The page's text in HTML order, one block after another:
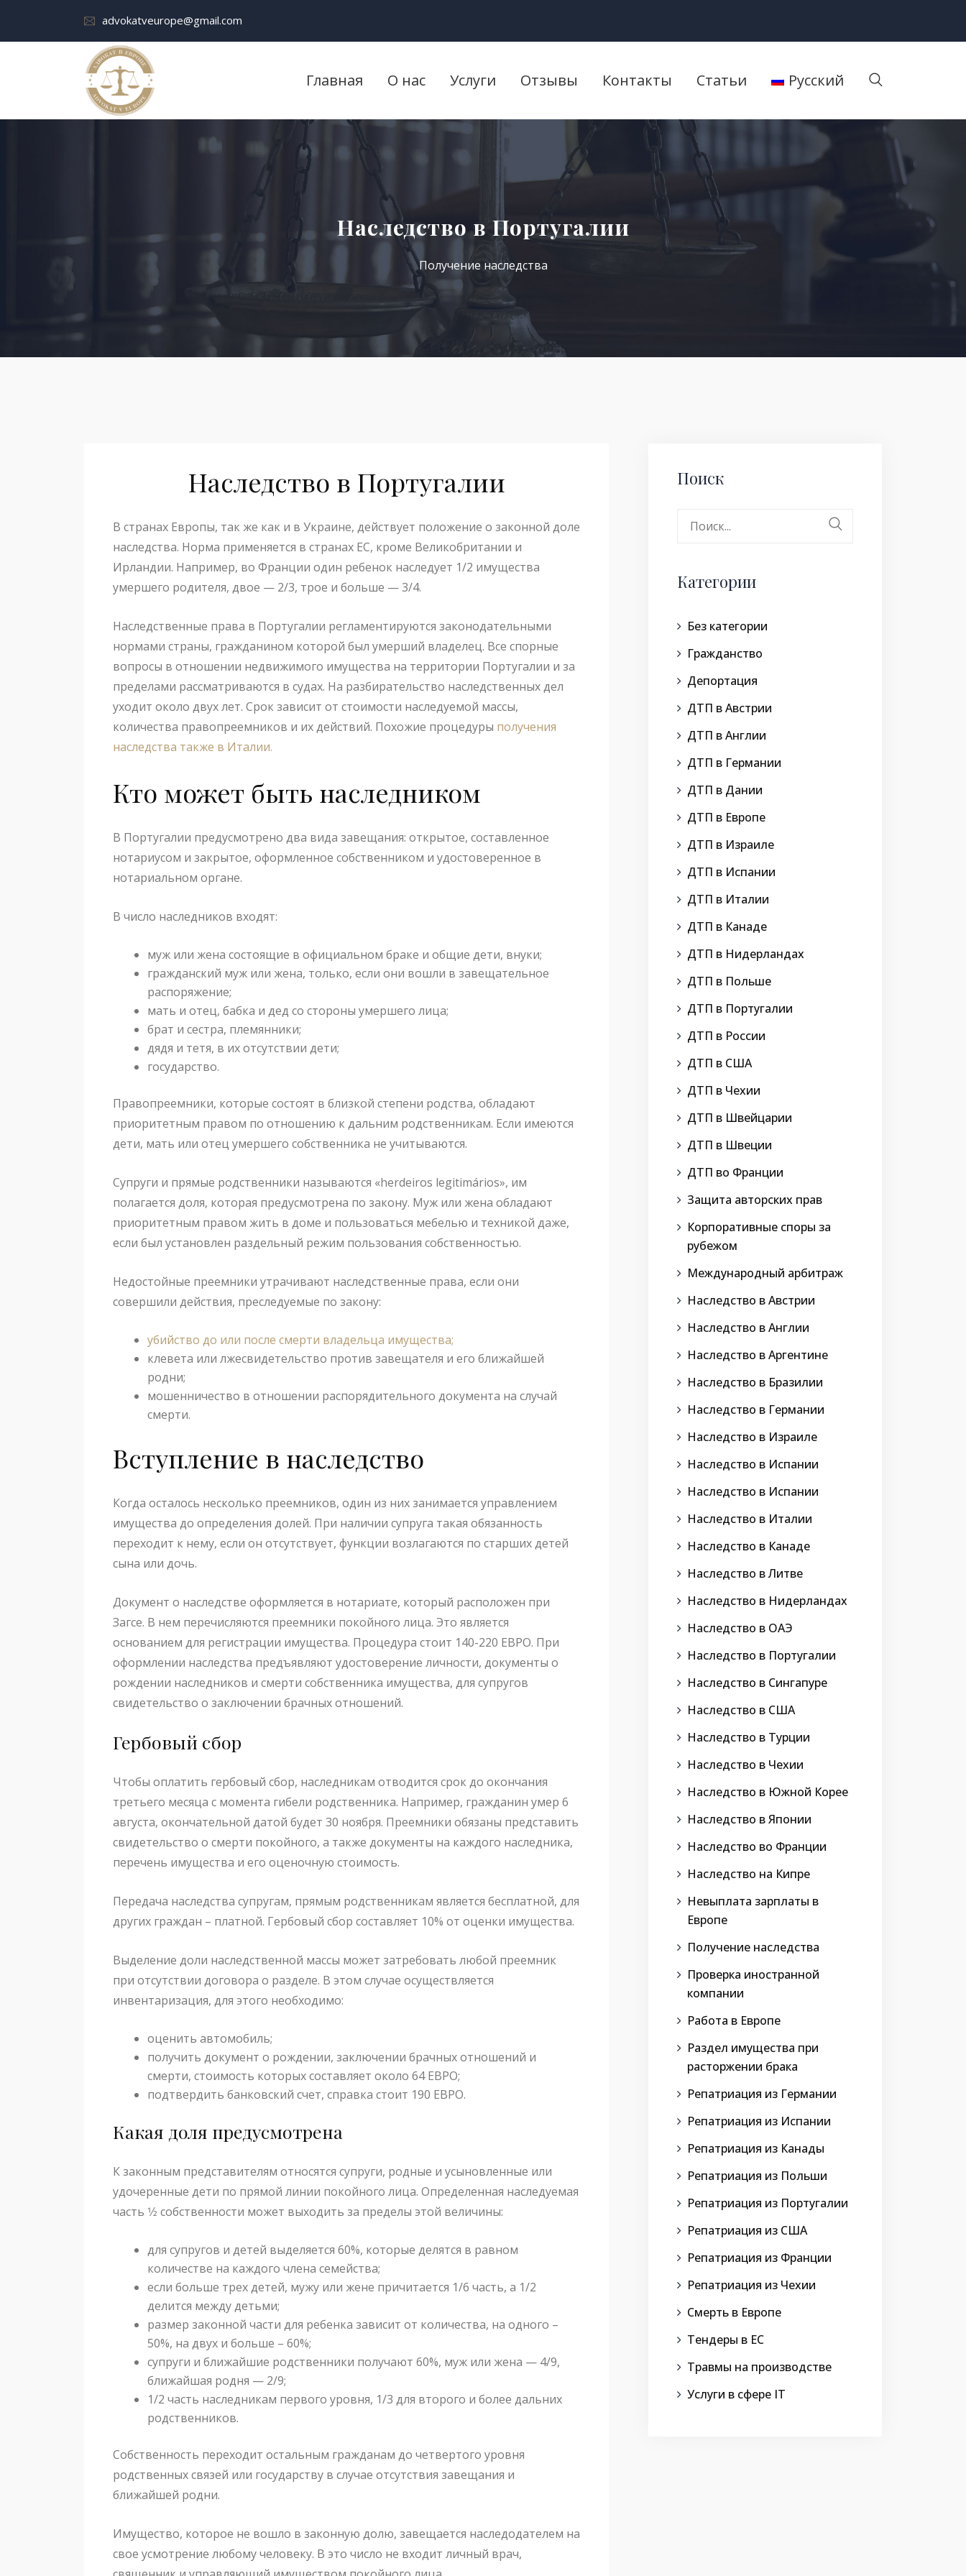
advokatveurope@gmail.com
Главная О нас Услуги Отзывы Контакты Статьи Русский
Наследство в Португалии
Получение наследства
Наследство в Португалии
В странах Европы, так же как и в Украине, действует положение о законной доле
наследства. Норма применяется в странах ЕС, кроме Великобритании и
Ирландии. Например, во Франции один ребенок наследует 1/2 имущества
умершего родителя, двое — 2/3, трое и больше — 3/4.
Наследственные права в Португалии регламентируются законодательными
нормами страны, гражданином которой был умерший владелец. Все спорные
вопросы в отношении недвижимого имущества на территории Португалии и за
пределами рассматриваются в судах. На разбирательство наследственных дел
уходит около двух лет. Срок зависит от стоимости наследуемой массы,
количества правопреемников и их действий. Похожие процедуры получения
наследства также в Италии.
Кто может быть наследником
В Португалии предусмотрено два вида завещания: открытое, составленное
нотариусом и закрытое, оформленное собственником и удостоверенное в
нотариальном органе.
В число наследников входят:
муж или жена состоящие в официальном браке и общие дети, внуки;
гражданский муж или жена, только, если они вошли в завещательное
распоряжение;
мать и отец, бабка и дед со стороны умершего лица;
брат и сестра, племянники;
дядя и тетя, в их отсутствии дети;
государство.
Правопреемники, которые состоят в близкой степени родства, обладают
приоритетным правом по отношению к дальним родственникам. Если имеются
дети, мать или отец умершего собственника не учитываются.
Супруги и прямые родственники называются «herdeiros legitimários», им
полагается доля, которая предусмотрена по закону. Муж или жена обладают
приоритетным правом жить в доме и пользоваться мебелью и техникой даже,
если был установлен раздельный режим пользования собственностью.
Недостойные преемники утрачивают наследственные права, если они
совершили действия, преследуемые по закону:
убийство до или после смерти владельца имущества;
клевета или лжесвидетельство против завещателя и его ближайшей
родни;
мошенничество в отношении распорядительного документа на случай
смерти.
Вступление в наследство
Когда осталось несколько преемников, один из них занимается управлением
имущества до определения долей. При наличии супруга такая обязанность
переходит к нему, если он отсутствует, функции возлагаются по старших детей
сына или дочь.
Документ о наследстве оформляется в нотариате, который расположен при
Загсе. В нем перечисляются преемники покойного лица. Это является
основанием для регистрации имущества. Процедура стоит 140-220 ЕВРО. При
оформлении наследства предъявляют удостоверение личности, документы о
рождении наследников и смерти собственника имущества, для супругов
свидетельство о заключении брачных отношений.
Гербовый сбор
Чтобы оплатить гербовый сбор, наследникам отводится срок до окончания
третьего месяца с момента гибели родственника. Например, гражданин умер 6
августа, окончательной датой будет 30 ноября. Преемники обязаны представить
свидетельство о смерти покойного, а также документы на каждого наследника,
перечень имущества и его оценочную стоимость.
Передача наследства супругам, прямым родственникам является бесплатной, для
других граждан – платной. Гербовый сбор составляет 10% от оценки имущества.
Выделение доли наследственной массы может затребовать любой преемник
при отсутствии договора о разделе. В этом случае осуществляется
инвентаризация, для этого необходимо:
оценить автомобиль;
получить документ о рождении, заключении брачных отношений и
смерти, стоимость которых составляет около 64 ЕВРО;
подтвердить банковский счет, справка стоит 190 ЕВРО.
Какая доля предусмотрена
К законным представителям относятся супруги, родные и усыновленные или
удочеренные дети по прямой линии покойного лица. Определенная наследуемая
часть 1⁄2 собственности может выходить за пределы этой величины:
для супругов и детей выделяется 60%, которые делятся в равном
количестве на каждого члена семейства;
если больше трех детей, мужу или жене причитается 1/6 часть, а 1/2
делится между детьми;
размер законной части для ребенка зависит от количества, на одного –
50%, на двух и больше – 60%;
супруги и ближайшие родственники получают 60%, муж или жена — 4/9,
ближайшая родня — 2/9;
1/2 часть наследникам первого уровня, 1/3 для второго и более дальних
родственников.
Собственность переходит остальным гражданам до четвертого уровня
родственных связей или государству в случае отсутствия завещания и
ближайшей родни.
Имущество, которое не вошло в законную долю, завещается наследодателем на
свое усмотрение любому человеку. В это число не входит личный врач,
Поиск
Поиск:
Категории
Без категории
Гражданство
Депортация
ДТП в Австрии
ДТП в Англии
ДТП в Германии
ДТП в Дании
ДТП в Европе
ДТП в Израиле
ДТП в Испании
ДТП в Италии
ДТП в Канаде
ДТП в Нидерландах
ДТП в Польше
ДТП в Португалии
ДТП в России
ДТП в США
ДТП в Чехии
ДТП в Швейцарии
ДТП в Швеции
ДТП во Франции
Защита авторских прав
Корпоративные споры за
рубежом
Международный арбитраж
Наследство в Австрии
Наследство в Англии
Наследство в Аргентине
Наследство в Бразилии
Наследство в Германии
Наследство в Израиле
Наследство в Испании
Наследство в Испании
Наследство в Италии
Наследство в Канаде
Наследство в Литве
Наследство в Нидерландах
Наследство в ОАЭ
Наследство в Португалии
Наследство в Сингапуре
Наследство в США
Наследство в Турции
Наследство в Чехии
Наследство в Южной Корее
Наследство в Японии
Наследство во Франции
Наследство на Кипре
Невыплата зарплаты в
Европе
Получение наследства
Проверка иностранной
компании
Работа в Европе
Раздел имущества при
расторжении брака
Репатриация из Германии
Репатриация из Испании
Репатриация из Канады
Репатриация из Польши
Репатриация из Португалии
Репатриация из США
Репатриация из Франции
Репатриация из Чехии
Смерть в Европе
Тендеры в ЕС
Травмы на производстве
Услуги в сфере IT